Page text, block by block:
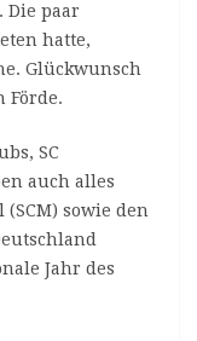
paar
hatte,
Glückwunsch
Förde.
SC
auch alles
sowie den
Jahr des